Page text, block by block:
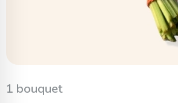
1 bouquet